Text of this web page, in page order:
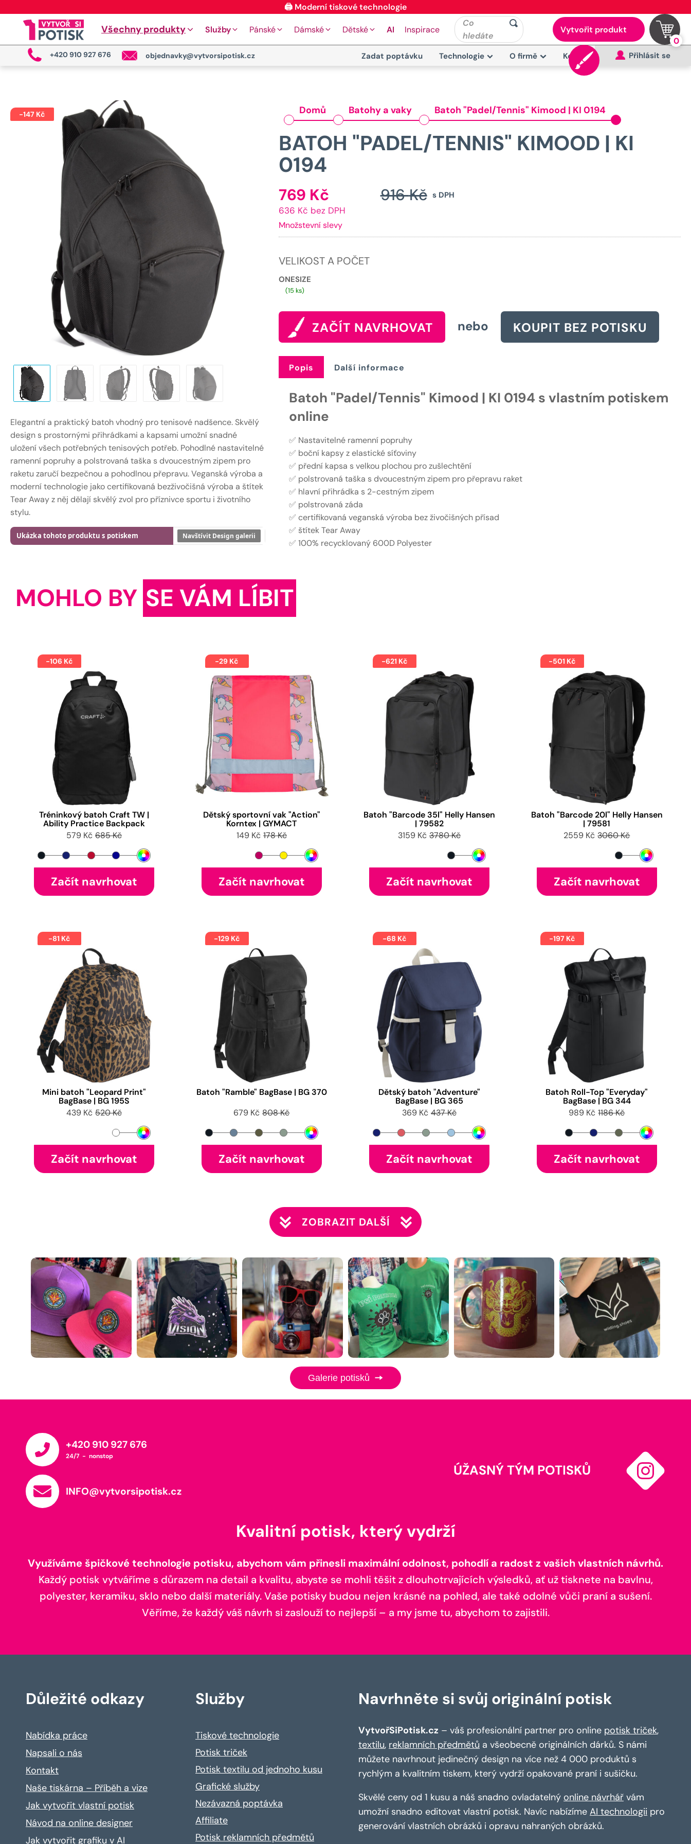
🖨️ Moderní tiskové technologie
Všechny produkty Služby Pánské Dámské Dětské AI Inspirace
Co
hledáte
Vytvořit produkt
0
+420 910 927 676 objednavky@vytvorsipotisk.cz Zadat poptávku Technologie O firmě Kontakt Přihlásit se
-147 Kč
Elegantní a praktický batoh vhodný pro tenisové nadšence. Skvělý
design s prostornými přihrádkami a kapsami umožní snadné
uložení všech potřebných tenisových potřeb. Pohodlné nastavitelné
ramenní popruhy a polstrovaná taška s dvoucestným zipem pro
raketu zaručí bezpečnou a pohodlnou přepravu. Veganská výroba a
moderní technologie jako certifikovaná bezživočišná výroba a štítek
Tear Away z něj dělají skvělý zvol pro příznivce sportu i životního
stylu.
Ukázka tohoto produktu s potiskem Navštívit Design galerii
Domů Batohy a vaky Batoh "Padel/Tennis" Kimood | KI 0194
BATOH "PADEL/TENNIS" KIMOOD | KI
0194
s DPH
916Kč
Původní
916 Kč.
769 KčAktuální
cena
je:
636 Kč bez DPH
Množstevní slevy
VELIKOST A POČET
ONESIZE
(15 ks)
ZAČÍT NAVRHOVAT nebo KOUPIT BEZ POTISKU
Popis Další informace
Batoh "Padel/Tennis" Kimood | KI 0194 s vlastním potiskem
online
✅ Nastavitelné ramenní popruhy
✅ boční kapsy z elastické síťoviny
✅ přední kapsa s velkou plochou pro zušlechtění
✅ polstrovaná taška s dvoucestným zipem pro přepravu raket
✅ hlavní přihrádka s 2-cestným zipem
✅ polstrovaná záda
✅ certifikovaná veganská výroba bez živočišných přísad
✅ štítek Tear Away
✅ 100% recycklovaný 600D Polyester
MOHLO BY SE VÁM LÍBIT
-106 Kč
Tréninkový batoh Craft TW |
Ability Practice Backpack
579 Kč 685 Kč
Začít navrhovat
-29 Kč
Dětský sportovní vak "Action"
Korntex | GYMACT
149 Kč 178 Kč
Začít navrhovat
-621 Kč
Batoh "Barcode 35l" Helly Hansen
| 79582
3159 Kč 3780 Kč
Začít navrhovat
-501 Kč
Batoh "Barcode 20l" Helly Hansen
| 79581
2559 Kč 3060 Kč
Začít navrhovat
-81 Kč
Mini batoh "Leopard Print"
BagBase | BG 195S
439 Kč 520 Kč
Začít navrhovat
-129 Kč
Batoh "Ramble" BagBase | BG 370
679 Kč 808 Kč
Začít navrhovat
-68 Kč
Dětský batoh "Adventure"
BagBase | BG 365
369 Kč 437 Kč
Začít navrhovat
-197 Kč
Batoh Roll-Top "Everyday"
BagBase | BG 344
989 Kč 1186 Kč
Začít navrhovat
ZOBRAZIT DALŠÍ
Galerie potisků
+420 910 927 676
24/7 - nonstop
INFO@vytvorsipotisk.cz
ÚŽASNÝ TÝM POTISKŮ
Kvalitní potisk, který vydrží
Využíváme špičkové technologie potisku, abychom vám přinesli maximální odolnost, pohodlí a radost z vašich vlastních návrhů.
Každý potisk vytváříme s důrazem na detail a kvalitu, abyste se mohli těšit z dlouhotrvajících výsledků, ať už tisknete na bavlnu,
polyester, keramiku, sklo nebo další materiály. Vaše potisky budou nejen krásné na pohled, ale také odolné vůči praní a sušení.
Věříme, že každý váš návrh si zaslouží to nejlepší – a my jsme tu, abychom to zajistili.
Důležité odkazy
Nabídka práce
Napsali o nás
Kontakt
Naše tiskárna – Příběh a vize
Jak vytvořit vlastní potisk
Návod na online designer
Jak vytvořit grafiku v AI
Služby
Tiskové technologie
Potisk triček
Potisk textilu od jednoho kusu
Grafické služby
Nezávazná poptávka
Affiliate
Potisk reklamních předmětů
Navrhněte si svůj originální potisk
VytvořSiPotisk.cz – váš profesionální partner pro online potisk triček,
textilu, reklamních předmětů a všeobecně originálních dárků. S námi
můžete navrhnout jedinečný design na více než 4 000 produktů s
rychlým a kvalitním tiskem, který vydrží opakované praní i sušičku.
Skvělé ceny od 1 kusu a náš snadno ovladatelný online návrhář vám
umožní snadno editovat vlastní potisk. Navíc nabízíme AI technologii pro
generování vlastních obrázků i opravu nahraných obrázků.